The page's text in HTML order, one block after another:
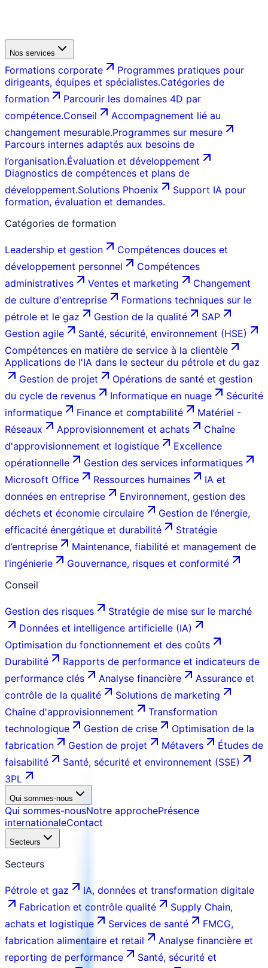
Nos services
Formations corporate
Programmes pratiques pour
dirigeants, équipes et spécialistes.Catégories de
formation
Parcourir les domaines 4D par
compétence.Conseil
Accompagnement lié au
changement mesurable.Programmes sur mesure
Parcours internes adaptés aux besoins de
l’organisation.Évaluation et développement
Diagnostics de compétences et plans de
développement.Solutions Phoenix
Support IA pour
formation, évaluation et demandes.
Catégories de formation
Leadership et gestion
Compétences douces et
développement personnel
Compétences
administratives
Ventes et marketing
Changement
de culture d'entreprise
Formations techniques sur le
pétrole et le gaz
Gestion de la qualité
SAP
Gestion agile
Santé, sécurité, environnement (HSE)
Compétences en matière de service à la clientèle
Applications de l'IA dans le secteur du pétrole et du gaz
Gestion de projet
Opérations de santé et gestion
du cycle de revenus
Informatique en nuage
Sécurité
informatique
Finance et comptabilité
Matériel -
Réseaux
Approvisionnement et achats
Chaîne
d'approvisionnement et logistique
Excellence
opérationnelle
Gestion des services informatiques
Microsoft Office
Ressources humaines
IA et
données en entreprise
Environnement, gestion des
déchets et économie circulaire
Gestion de l’énergie,
efficacité énergétique et durabilité
Stratégie
d’entreprise
Maintenance, fiabilité et management de
l’ingénierie
Gouvernance, risques et conformité
Conseil
Gestion des risques
Stratégie de mise sur le marché
Données et intelligence artificielle (IA)
Optimisation du fonctionnement et des coûts
Durabilité
Rapports de performance et indicateurs de
performance clés
Analyse financière
Assurance et
contrôle de la qualité
Solutions de marketing
Chaîne d'approvisionnement
Transformation
technologique
Gestion de crise
Optimisation de la
fabrication
Gestion de projet Métavers
Études de
faisabilité
Santé, sécurité et environnement (SSE)
3PL
Qui sommes-nous
Qui sommes-nousNotre approchePrésence
internationaleContact
Secteurs
Secteurs
Pétrole et gaz
IA, données et transformation digitale
Fabrication et contrôle qualité
Supply Chain,
achats et logistique
Services de santé
FMCG,
fabrication alimentaire et retail
Analyse financière et
reporting de performance
Santé, sécurité et